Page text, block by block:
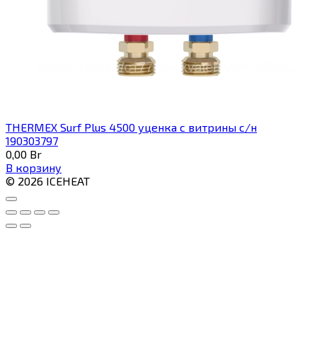
THERMEX Surf Plus 4500 уценка с витрины с/н
190303797
0,00 Br
В корзину
© 2026 ICEHEAT